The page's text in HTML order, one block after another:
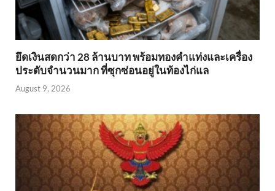
ยึดเงินสดกว่า 28 ล้านบาท พร้อมทองคำแท่งและเครื่อง
ประดับจำนวนมาก ที่ซุกซ่อนอยู่ในท้องไก่แล
August 9, 2026